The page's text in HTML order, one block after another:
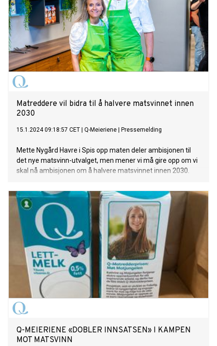
Matreddere vil bidra til å halvere matsvinnet innen
2030
15.1.2024 09:18:57 CET Q-Meieriene Pressemelding
Mette Nygård Havre i Spis opp maten deler ambisjonen til
det nye matsvinn-utvalget, men mener vi må gire opp om vi
skal nå ambisjonen om å halvere matsvinnet innen 2030.
Q-MEIERIENE «DOBLER INNSATSEN» I KAMPEN
MOT MATSVINN